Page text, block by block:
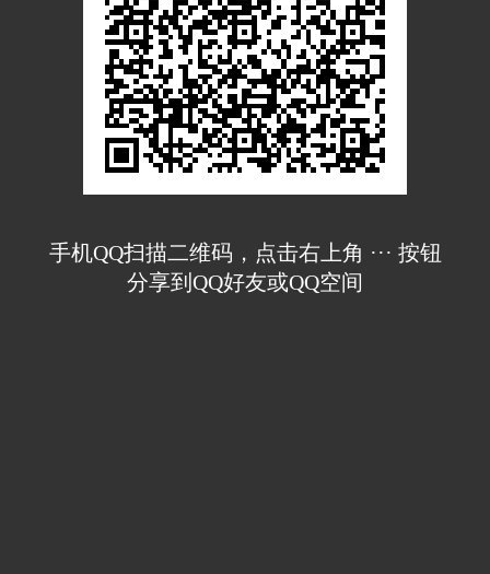
手机QQ扫描二维码，点击右上角 ··· 按钮
分享到QQ好友或QQ空间